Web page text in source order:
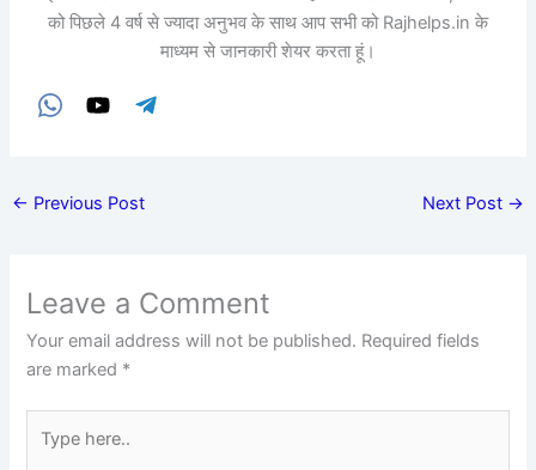
को पिछले 4 वर्ष से ज्यादा अनुभव के साथ आप सभी को Rajhelps.in के
माध्यम से जानकारी शेयर करता हूं।
← Previous Post Next Post →
Leave a Comment
Your email address will not be published. Required fields
are marked *
here..